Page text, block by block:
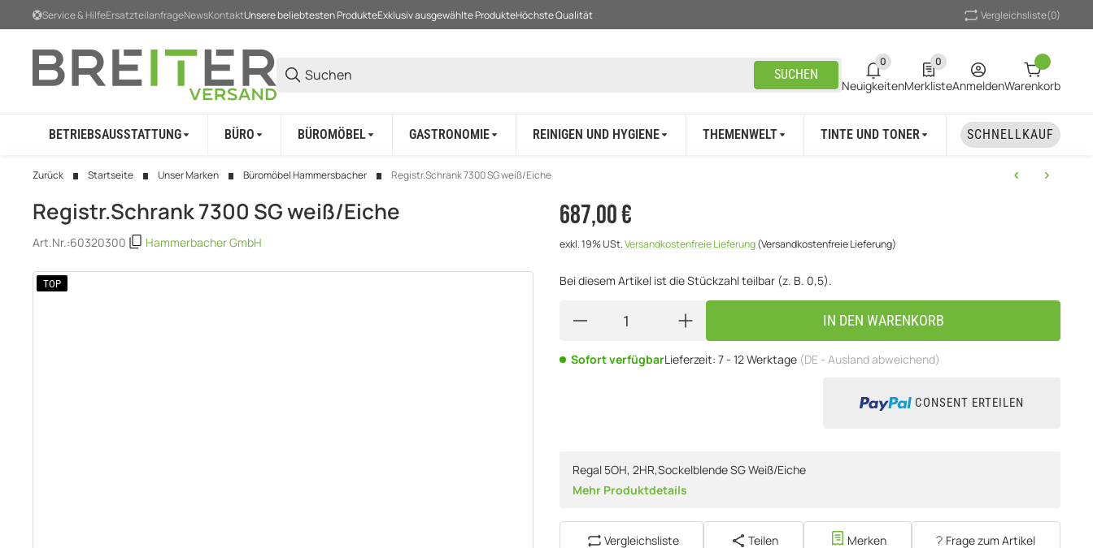
Service & HilfeErsatzteilanfrageNewsKontaktUnsere beliebtesten ProdukteExklusiv ausgewählte ProdukteHöchste Qualität Vergleichsliste(0)
SUCHEN
0
0 neue Notifizierungen
Neuigkeiten
0
0 Produkte in der Liste
MerklisteAnmeldenWarenkorb
BETRIEBSAUSSTATTUNG BÜRO BÜROMÖBEL GASTRONOMIE REINIGEN UND HYGIENE THEMENWELT TINTE UND TONER UNSER MARKEN
SCHNELLKAUF
Zurück Startseite Unser Marken Büromöbel Hammersbacher Registr.Schrank 7300 SG weiß/Eiche
Hammerbacher GmbH
Registr.Schrank 7300 SG weiß/Eiche
Art.Nr.:60320300
TOP
687,00 €
exkl. 19% USt.Versandkostenfreie Lieferung(Versandkostenfreie Lieferung)
Bei diesem Artikel ist die Stückzahl teilbar (z. B. 0,5).
IN DEN WARENKORB
Sofort verfügbarLieferzeit: 7 - 12 Werktage (DE - Ausland abweichend)
CONSENT ERTEILEN
Regal 5OH, 2HR,Sockelblende SG Weiß/Eiche
Mehr Produktdetails
Vergleichsliste Teilen Merken Frage zum Artikel